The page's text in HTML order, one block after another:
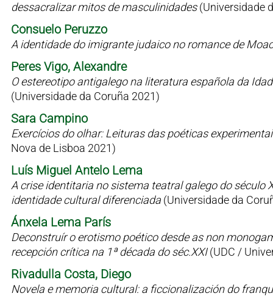
dessacralizar mitos de masculinidades(Universidade
Consuelo Peruzzo
A identidade do imigrante judaico no romance de
Peres Vigo, Alexandre
O estereotipo antigalego na literatura española da
(Universidade da Coruña 2021)
Sara Campino
Exercícios do olhar: Leituras das poéticas
Nova de Lisboa 2021)
Luís Miguel Antelo Lema
A crise identitaria no sistema teatral galego do século
identidade cultural diferenciada (Universidade da
Ánxela Lema París
Deconstruír o erotismo poético desde as non
recepción crítica na 1ª década do séc.XXI(UDC /
Rivadulla Costa, Diego
Novela e memoria cultural: a ficcionalización do